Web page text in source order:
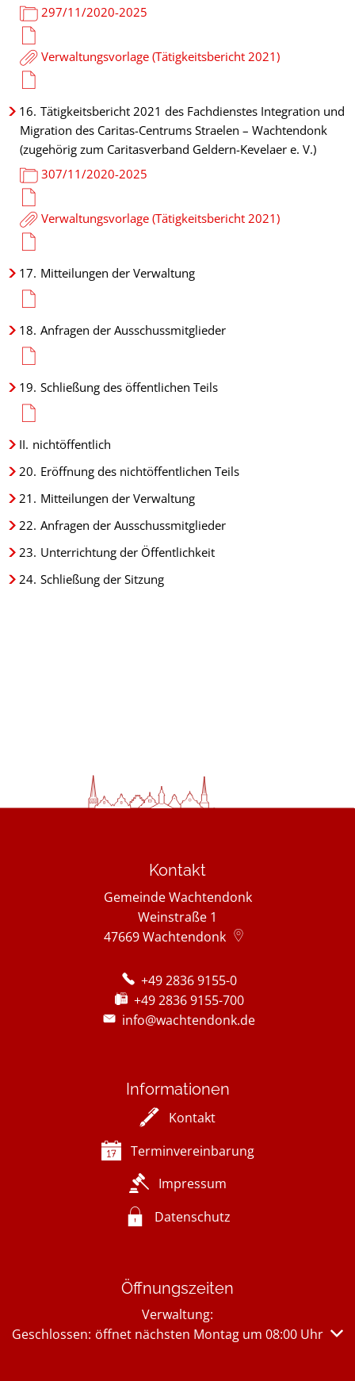
297/11/2020-2025
Verwaltungsvorlage (Tätigkeitsbericht 2021)
16. Tätigkeitsbericht 2021 des Fachdienstes Integration und
Migration des Caritas-Centrums Straelen – Wachtendonk
(zugehörig zum Caritasverband Geldern-Kevelaer e. V.)
307/11/2020-2025
Verwaltungsvorlage (Tätigkeitsbericht 2021)
17. Mitteilungen der Verwaltung
18. Anfragen der Ausschussmitglieder
19. Schließung des öffentlichen Teils
II. nichtöffentlich
20. Eröffnung des nichtöffentlichen Teils
21. Mitteilungen der Verwaltung
22. Anfragen der Ausschussmitglieder
23. Unterrichtung der Öffentlichkeit
24. Schließung der Sitzung
Kontakt
Gemeinde Wachtendonk
Weinstraße 1
47669Wachtendonk
+49 2836 9155-0
+49 2836 9155-700
info@wachtendonk.de
Informationen
Kontakt
Terminvereinbarung
Impressum
Datenschutz
Öffnungszeiten
Verwaltung:
Klicken, um weitere Öffnungs- oder Schließzeiten
Geschlossen: öffnet nächsten Montag um 08:00 Uhr